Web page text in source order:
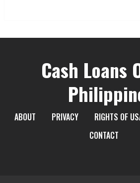
Cash Loans
ABOUT PRIVACY RIGHTS OF
CONTACT